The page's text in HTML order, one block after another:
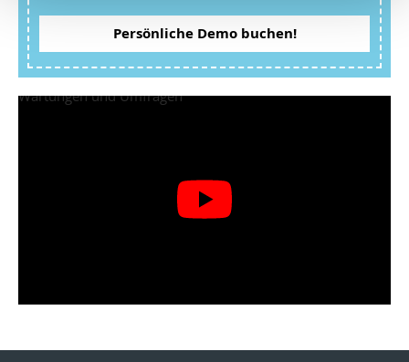
Persönliche Demo buchen!